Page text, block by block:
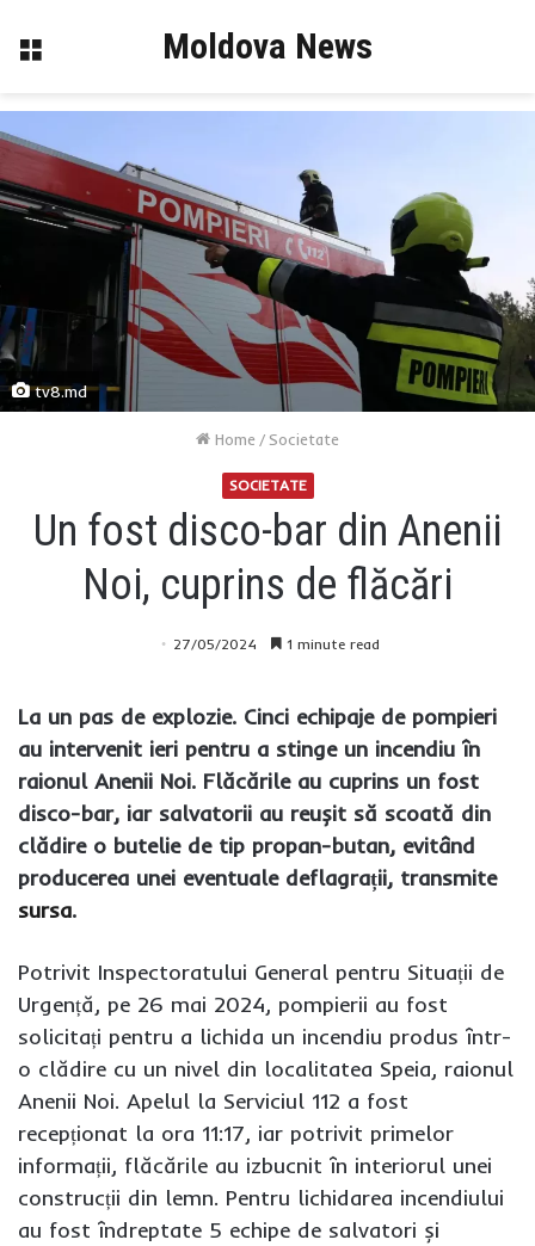
Menu Moldova News
tv8.md
Home / Societate
SOCIETATE
Un fost disco-bar din Anenii
Noi, cuprins de flăcări
27/05/2024 1 minute read
La un pas de explozie. Cinci echipaje de pompieri
au intervenit ieri pentru a stinge un incendiu în
raionul Anenii Noi. Flăcările au cuprins un fost
disco-bar, iar salvatorii au reușit să scoată din
clădire o butelie de tip propan-butan, evitând
producerea unei eventuale deflagrații, transmite
sursa.
Potrivit Inspectoratului General pentru Situații de
Urgență, pe 26 mai 2024, pompierii au fost
solicitați pentru a lichida un incendiu produs într-
o clădire cu un nivel din localitatea Speia, raionul
Anenii Noi. Apelul la Serviciul 112 a fost
recepționat la ora 11:17, iar potrivit primelor
informații, flăcările au izbucnit în interiorul unei
construcții din lemn. Pentru lichidarea incendiului
au fost îndreptate 5 echipe de salvatori și